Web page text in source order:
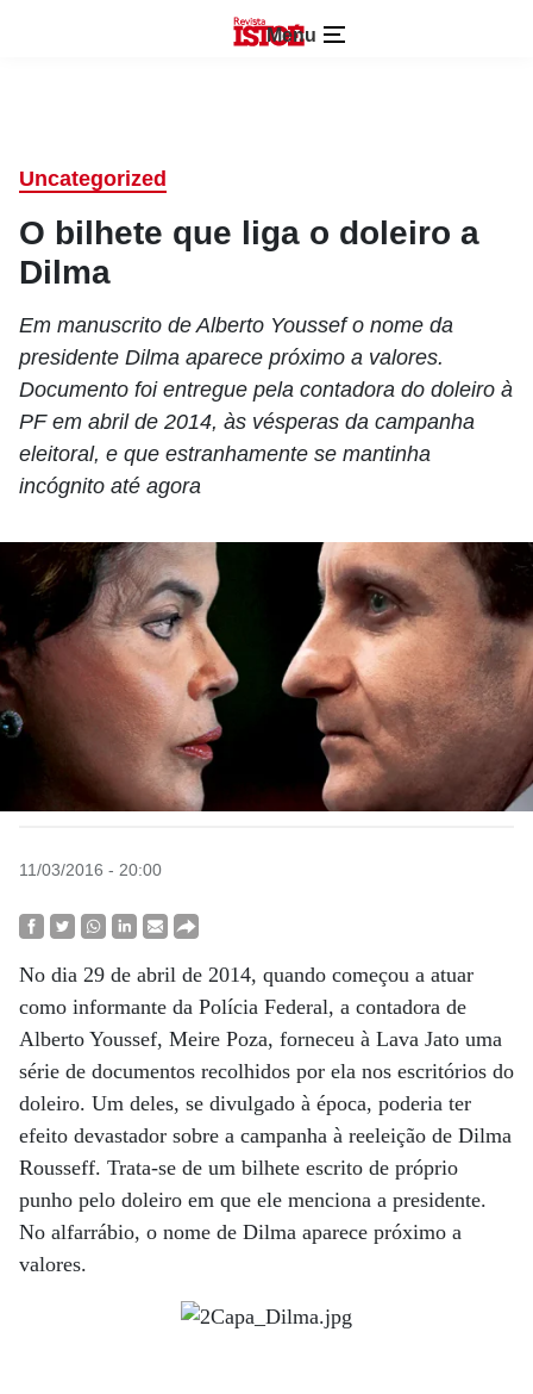
Menu
Uncategorized
O bilhete que liga o doleiro a
Dilma
Em manuscrito de Alberto Youssef o nome da
presidente Dilma aparece próximo a valores.
Documento foi entregue pela contadora do doleiro à
PF em abril de 2014, às vésperas da campanha
eleitoral, e que estranhamente se mantinha
incógnito até agora
11/03/2016 - 20:00
No dia 29 de abril de 2014, quando começou a atuar
como informante da Polícia Federal, a contadora de
Alberto Youssef, Meire Poza, forneceu à Lava Jato uma
série de documentos recolhidos por ela nos escritórios do
doleiro. Um deles, se divulgado à época, poderia ter
efeito devastador sobre a campanha à reeleição de Dilma
Rousseff. Trata-se de um bilhete escrito de próprio
punho pelo doleiro em que ele menciona a presidente.
No alfarrábio, o nome de Dilma aparece próximo a
valores.